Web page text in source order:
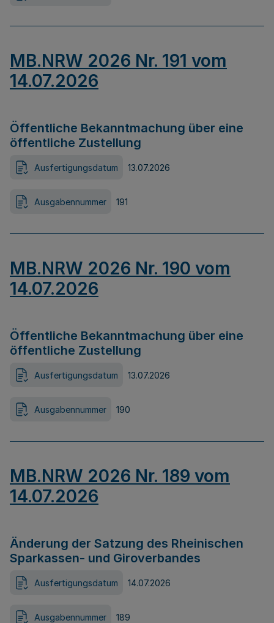
MB.NRW 2026 Nr. 191 vom
14.07.2026
Öffentliche Bekanntmachung über eine
öffentliche Zustellung
Ausfertigungsdatum 13.07.2026
Ausgabennummer 191
MB.NRW 2026 Nr. 190 vom
14.07.2026
Öffentliche Bekanntmachung über eine
öffentliche Zustellung
Ausfertigungsdatum 13.07.2026
Ausgabennummer 190
MB.NRW 2026 Nr. 189 vom
14.07.2026
Änderung der Satzung des Rheinischen
Sparkassen- und Giroverbandes
Ausfertigungsdatum 14.07.2026
Ausgabennummer 189